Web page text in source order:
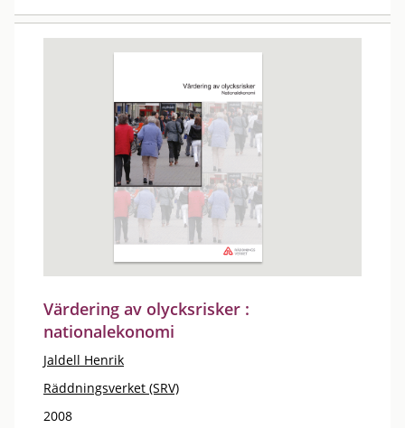
Värdering av olycksrisker :
nationalekonomi
Jaldell Henrik
Räddningsverket (SRV)
2008